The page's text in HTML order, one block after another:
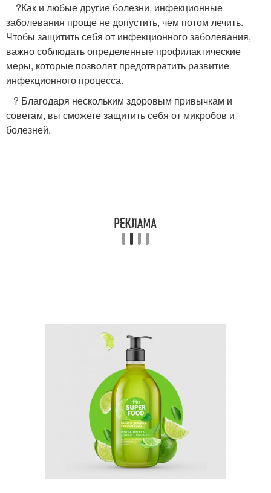
​ ​ ​ ​ ?Как и любые другие болезни, инфекционные
заболевания проще не допустить, чем потом лечить.
Чтобы защитить себя от инфекционного заболевания,
важно соблюдать определенные профилактические
меры, которые позволят предотвратить развитие
инфекционного процесса.
​ ​ ​ ?​ Благодаря нескольким здоровым привычкам и
советам, вы сможете защитить себя от микробов и
болезней.